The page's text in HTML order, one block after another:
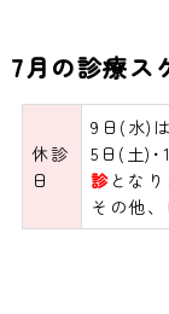
7月の診療ス
休診
日
9日(水)は
5 日(土)･
診 となり
その他、